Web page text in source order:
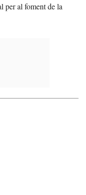
per al foment de la